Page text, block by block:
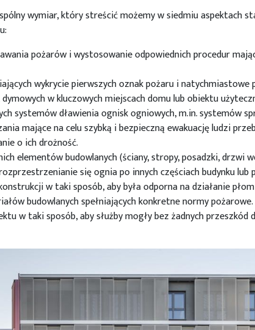
wymiar, który streścić możemy w siedmiu aspektach
pożarów i wystosowanie odpowiednich procedur
wykrycie pierwszych oznak pożaru i natychmiastowe
w kluczowych miejscach domu lub obiektu
systemów dławienia ognisk ogniowych, m.in. systemów
mające na celu szybką i bezpieczną ewakuację ludzi
o ich drożność.
elementów budowlanych (ściany, stropy, posadzki, drzwi
się ognia po innych częściach budynku lub
w taki sposób, aby była odporna na działanie
budowlanych spełniających konkretne normy pożarowe.
w taki sposób, aby służby mogły bez żadnych